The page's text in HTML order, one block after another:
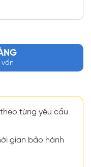
từng yêu cầu
gian bảo hành